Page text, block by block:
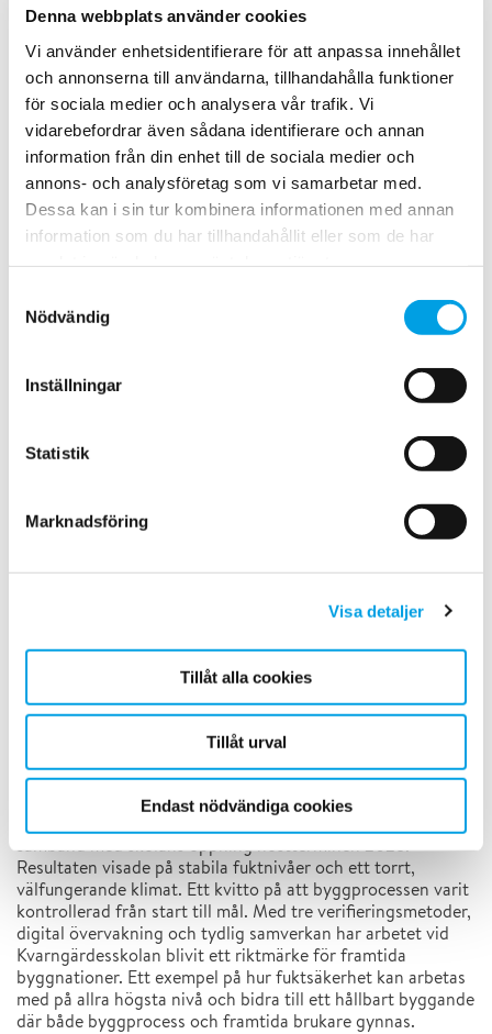
Denna webbplats använder cookies
Vi använder enhetsidentifierare för att anpassa innehållet
och annonserna till användarna, tillhandahålla funktioner
för sociala medier och analysera vår trafik. Vi
vidarebefordrar även sådana identifierare och annan
information från din enhet till de sociala medier och
annons- och analysföretag som vi samarbetar med.
Dessa kan i sin tur kombinera informationen med annan
information som du har tillhandahållit eller som de har
Nödvändig
Inställningar
Statistik
Marknadsföring
Visa detaljer
Tillåt alla cookies
Tillåt urval
Endast nödvändiga cookies
Sensorer minimerar behovet av förstörande
provtagningar
Sensorerna har kontinuerligt mätt inomhusklimat,
utomhusklimat och fukt i avjämningsmassan. Tack vare
dessa data kunde vi minska antalet förstörande
provtagningar och samtidigt planera in både fuktmätningar
och mattläggning vid rätt tidpunkt. Tillsammans med
funktionsprovningen av betongen kunde vi också
säkerställa att fuktnivåerna var säkra även efter att mattan
Sensorerna gjorde det dessutom enkelt att se när de
verifierande RBK-mätningar i avjämningsmassan kunde
vilket gav värdefulla insikter inför kommande byggprojekt.
ByggDialog har varit en särskilt uppskattad partner genom
teknik. En viktig förutsättning för att kunna driva ett
många års gemensamma projekt med ByggDialog”, ler
Johan.
En modell för framtida hållbara byggprojekt
samband med skolans öppning höstterminen 2025.
Resultaten visade på stabila fuktnivåer och ett torrt,
välfungerande klimat. Ett kvitto på att byggprocessen varit
kontrollerad från start till mål. Med tre verifieringsmetoder,
digital övervakning och tydlig samverkan har arbetet vid
Kvarngärdesskolan blivit ett riktmärke för framtida
byggnationer. Ett exempel på hur fuktsäkerhet kan arbetas
med på allra högsta nivå och bidra till ett hållbart byggande
där både byggprocess och framtida brukare gynnas.